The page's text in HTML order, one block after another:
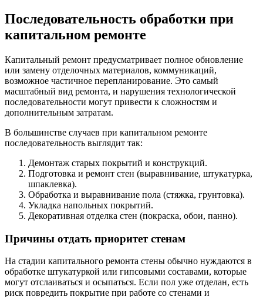
Последовательность обработки при
капитальном ремонте
Капитальный ремонт предусматривает полное обновление
или замену отделочных материалов, коммуникаций,
возможное частичное перепланирование. Это самый
масштабный вид ремонта, и нарушения технологической
последовательности могут привести к сложностям и
дополнительным затратам.
В большинстве случаев при капитальном ремонте
последовательность выглядит так:
Демонтаж старых покрытий и конструкций.
Подготовка и ремонт стен (выравнивание, штукатурка,
шпаклевка).
Обработка и выравнивание пола (стяжка, грунтовка).
Укладка напольных покрытий.
Декоративная отделка стен (покраска, обои, панно).
Причины отдать приоритет стенам
На стадии капитального ремонта стены обычно нуждаются в
обработке штукатуркой или гипсовыми составами, которые
могут отслаиваться и осыпаться. Если пол уже отделан, есть
риск повредить покрытие при работе со стенами и